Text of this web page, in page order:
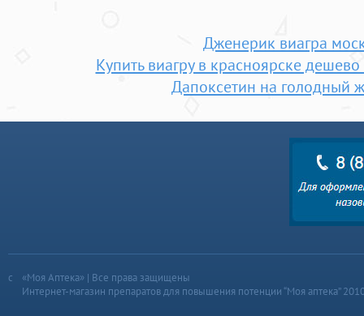
Дженерик виагра
Купить виагру в красноярске
Дапоксетин на голодный
«Моя Аптека» | Все права защищены
Интернет-магазин препаратов для повышения потенции “Моя аптека”